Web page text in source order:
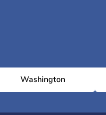
Washington